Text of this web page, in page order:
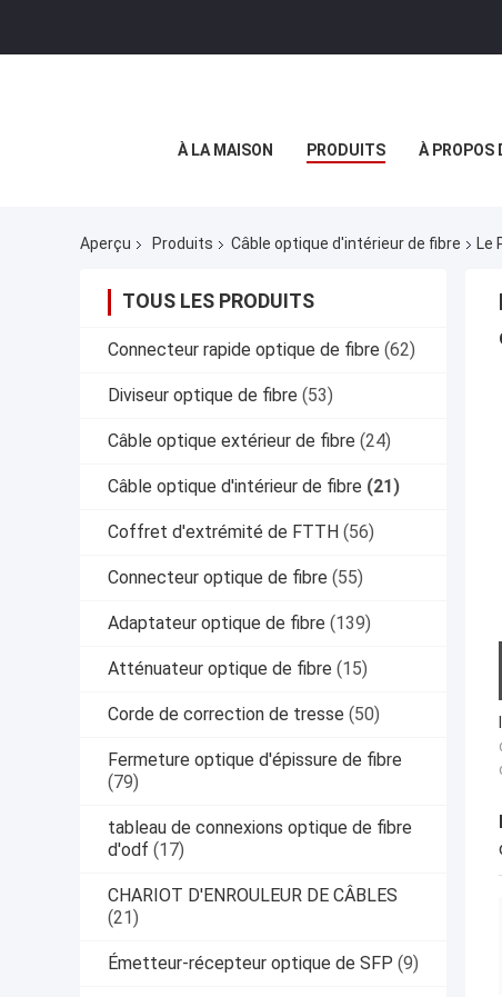
À LA MAISON PRODUITS À PROPOS
Aperçu Produits Câble optique d'intérieur de fibre Le
TOUS LES PRODUITS
Connecteur rapide optique de fibre (62)
Diviseur optique de fibre (53)
Câble optique extérieur de fibre (24)
Câble optique d'intérieur de fibre (21)
Coffret d'extrémité de FTTH (56)
Connecteur optique de fibre (55)
Adaptateur optique de fibre (139)
Atténuateur optique de fibre (15)
Corde de correction de tresse (50)
Fermeture optique d'épissure de fibre
(79)
tableau de connexions optique de fibre
d'odf (17)
CHARIOT D'ENROULEUR DE CÂBLES
(21)
Émetteur-récepteur optique de SFP (9)